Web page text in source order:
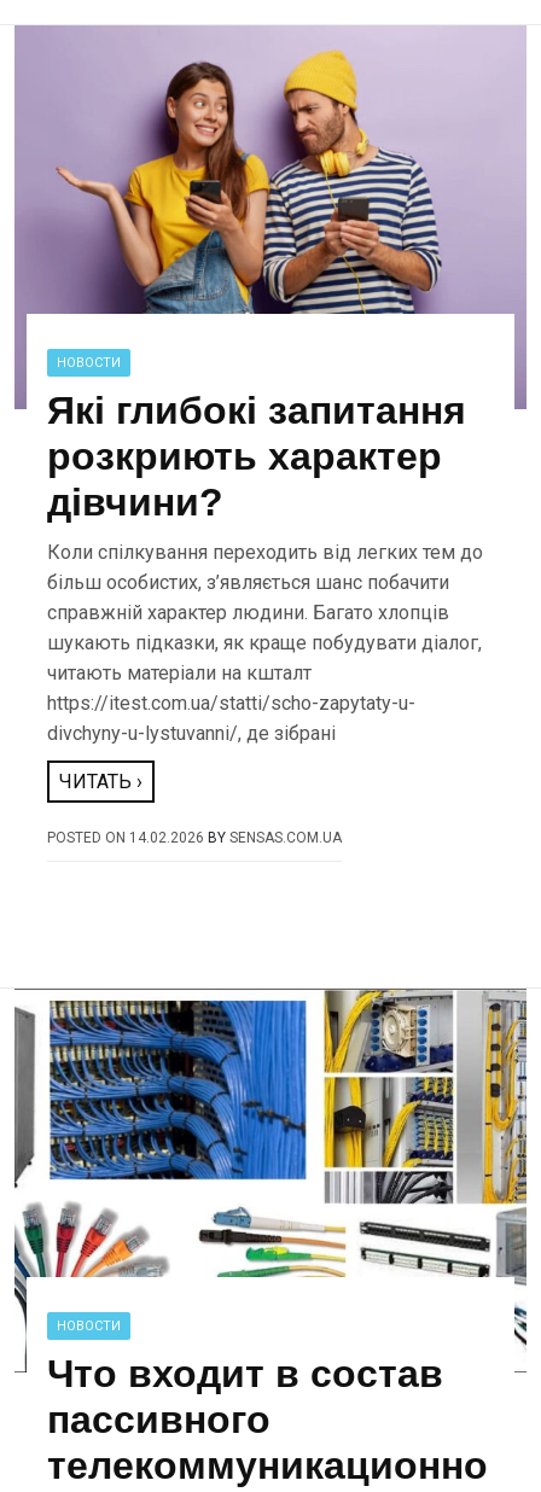
НОВОСТИ
Які глибокі запитання
розкриють характер
дівчини?
Коли спілкування переходить від легких тем до
більш особистих, з’являється шанс побачити
справжній характер людини. Багато хлопців
шукають підказки, як краще побудувати діалог,
читають матеріали на кшталт
https://itest.com.ua/statti/scho-zapytaty-u-
divchyny-u-lystuvanni/, де зібрані
ЧИТАТЬ ›
POSTED ON 14.02.2026 BYSENSAS.COM.UA
НОВОСТИ
Что входит в состав
пассивного
телекоммуникационно